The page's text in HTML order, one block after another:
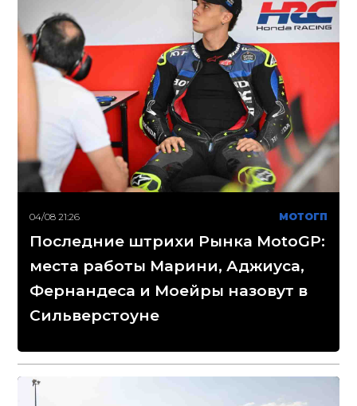
04/08 21:26 МОТОГП
Последние штрихи Рынка MotoGP:
места работы Марини, Аджиуса,
Фернандеса и Моейры назовут в
Сильверстоуне